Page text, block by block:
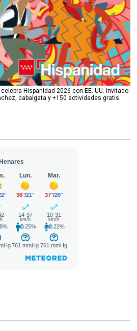
Hispanidad 2026 con EE. UU. invitado:
cabalgata y +150 actividades gratis.